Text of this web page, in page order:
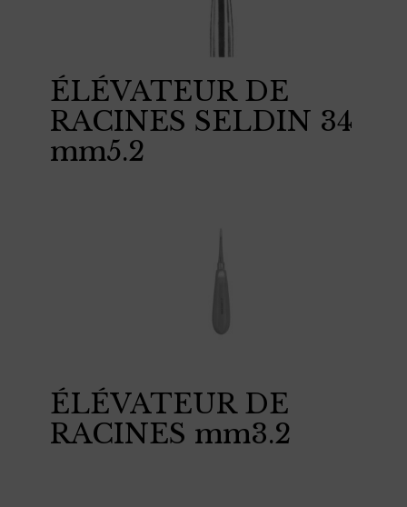
ÉLÉVATEUR DE
RACINES SELDIN 34
mm5.2
ÉLÉVATEUR DE
RACINES mm3.2